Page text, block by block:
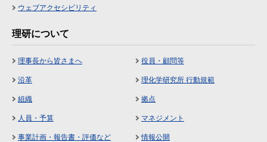
ウェブアクセシビリティ
理研について
理事長から皆さまへ 役員・顧問等
沿革 理化学研究所 行動規範
組織 拠点
人員・予算 マネジメント
事業計画・報告書・評価など 情報公開